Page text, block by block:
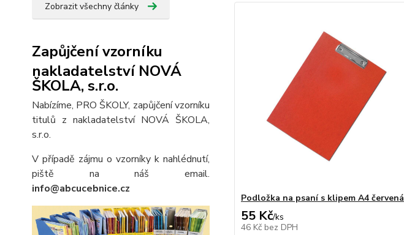
Zobrazit všechny články
Zapůjčení vzorníku
nakladatelství NOVÁ
ŠKOLA, s.r.o.
Nabízíme, PRO ŠKOLY, zapůjčení vzorníku
titulů z nakladatelství NOVÁ ŠKOLA,
s.r.o.
V případě zájmu o vzorníky k nahlédnutí,
piště na náš email.
info@abcucebnice.cz
Podložka na psaní s klipem A4 červená
55 Kč/ks
46 Kč bez DPH